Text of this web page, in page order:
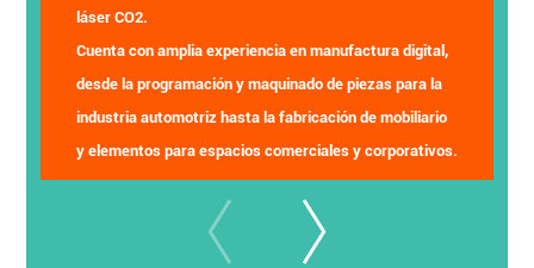
láser CO2.
Cuenta con amplia experiencia en manufactura digital,
desde la programación y maquinado de piezas para la
industria automotriz hasta la fabricación de mobiliario
y elementos para espacios comerciales y corporativos.